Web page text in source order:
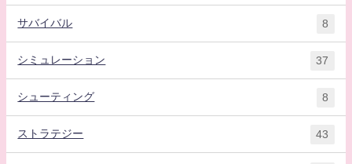
サバイバル 8
シミュレーション 37
シューティング 8
ストラテジー 43